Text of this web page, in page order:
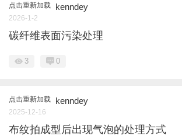
点击重新加载 kenndey
2026-1-2
碳纤维表面污染处理
3 0
点击重新加载 kenndey
2025-12-16
布纹拍成型后出现气泡的处理方式